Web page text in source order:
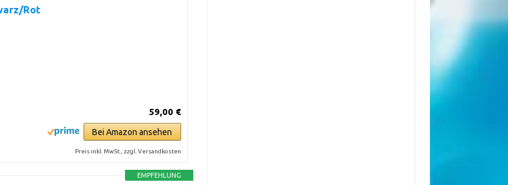
Rot
59,00 €
Bei Amazon ansehen
Preis inkl. MwSt., zzgl. Versandkosten
EMPFEHLUNG